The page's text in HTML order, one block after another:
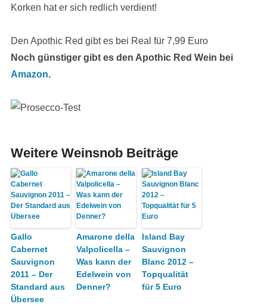
Korken hat er sich redlich verdient!
Den Apothic Red gibt es bei Real für 7,99 Euro
Noch günstiger gibt es den Apothic Red Wein bei
Amazon.
Weitere Weinsnob Beiträge
Gallo
Cabernet
Sauvignon
2011 – Der
Standard aus
Übersee
Amarone della
Valpolicella –
Was kann der
Edelwein von
Denner?
Island Bay
Sauvignon
Blanc 2012 –
Topqualität
für 5 Euro